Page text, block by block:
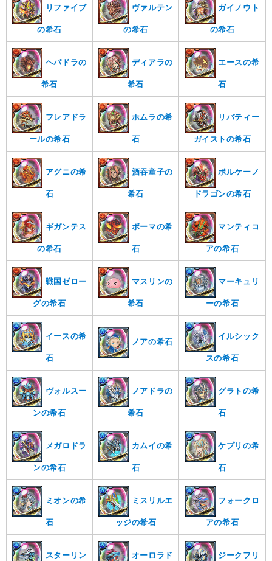
リファイブ
の希石
ヴァルテン
の希石
ガイノウト
の希石
ヘパドラの
希石
ディアラの
希石
エースの希
石
フレアドラ
ールの希石
ホムラの希
石
リバティー
ガイストの希石
アグニの希
石
酒吞童子の
希石
ボルケーノ
ドラゴンの希石
ギガンテス
の希石
ボーマの希
石
マンティコ
アの希石
戦国ゼロー
グの希石
マスリンの
希石
マーキュリ
ーの希石
イースの希
石
ノアの希石
イルシック
スの希石
ヴォルスー
ンの希石
ノアドラの
希石
グラトの希
石
メガロドラ
ンの希石
カムイの希
石
ケプリの希
石
ミオンの希
石
ミスリルエ
ッジの希石
フォークロ
アの希石
スターリン オーロラド ジークフリ